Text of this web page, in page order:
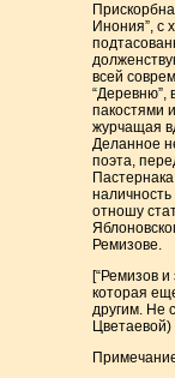
Инония”, с
всей
“Деревню”,
пакостями
журчащая
Деланное
поэта,
отношу
Ремизове.
[“Ремизов и
которая
другим. Не
Цветаевой)